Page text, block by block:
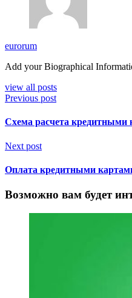
eurorum
Add your Biographical
view all posts
Previous post
Схема расчета кредитными
Next post
Оплата кредитными
Возможно вам будет